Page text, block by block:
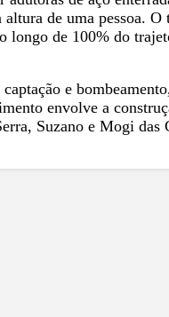
de uma pessoa.
de 100% do
e
envolve a
Suzano e Mogi das